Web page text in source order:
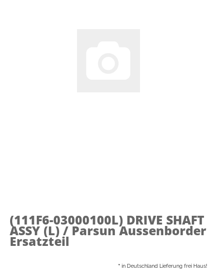
(111F6-03000100L) DRIVE SHAFT
ASSY (L) / Parsun Aussenborder
Ersatzteil
* in Deutschland Lieferung frei Haus!